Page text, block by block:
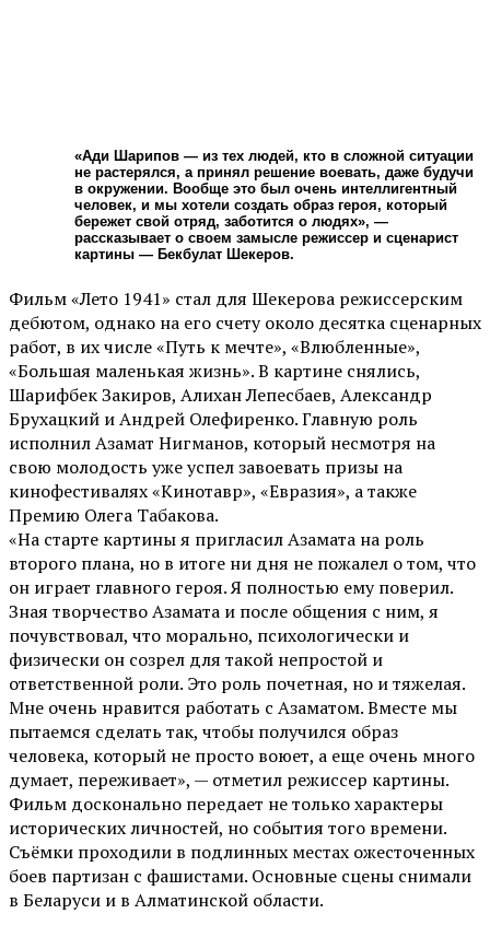
«Ади Шарипов — из тех людей, кто в сложной ситуации
не растерялся, а принял решение воевать, даже будучи
в окружении. Вообще это был очень интеллигентный
человек, и мы хотели создать образ героя, который
бережет свой отряд, заботится о людях», —
рассказывает о своем замысле режиссер и сценарист
картины — Бекбулат Шекеров.
Фильм «Лето 1941» стал для Шекерова режиссерским
дебютом, однако на его счету около десятка сценарных
работ, в их числе «Путь к мечте», «Влюбленные»,
«Большая маленькая жизнь». В картине снялись,
Шарифбек Закиров, Алихан Лепесбаев, Александр
Брухацкий и Андрей Олефиренко. Главную роль
исполнил Азамат Нигманов, который несмотря на
свою молодость уже успел завоевать призы на
кинофестивалях «Кинотавр», «Евразия», а также
Премию Олега Табакова.
«На старте картины я пригласил Азамата на роль
второго плана, но в итоге ни дня не пожалел о том, что
он играет главного героя. Я полностью ему поверил.
Зная творчество Азамата и после общения с ним, я
почувствовал, что морально, психологически и
физически он созрел для такой непростой и
ответственной роли. Это роль почетная, но и тяжелая.
Мне очень нравится работать с Азаматом. Вместе мы
пытаемся сделать так, чтобы получился образ
человека, который не просто воюет, а еще очень много
думает, переживает», — отметил режиссер картины.
Фильм досконально передает не только характеры
исторических личностей, но события того времени.
Съёмки проходили в подлинных местах ожесточенных
боев партизан с фашистами. Основные сцены снимали
в Беларуси и в Алматинской области.